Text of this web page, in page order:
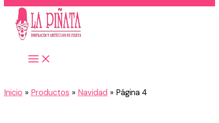
Inicio Productos Navidad Página 4